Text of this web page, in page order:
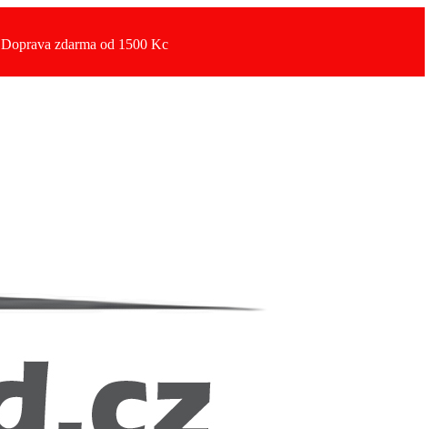
Doprava zdarma od 1500 Kc